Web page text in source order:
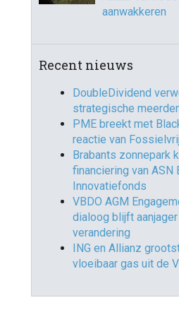
aanwakkeren
Recent nieuws
DoubleDividend
strategische
PME breekt met
reactie van Fossielvrij
Brabants zonnepark
financiering van ASN
Innovatiefonds
VBDO AGM
dialoog blijft
verandering
ING en Allianz
vloeibaar gas uit de